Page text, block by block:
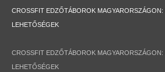
CROSSFIT EDZŐTÁBOROK MAGYARORSZÁGON:
LEHETŐSÉGEK
CROSSFIT EDZŐTÁBOROK MAGYARORSZÁGON:
LEHETŐSÉGEK